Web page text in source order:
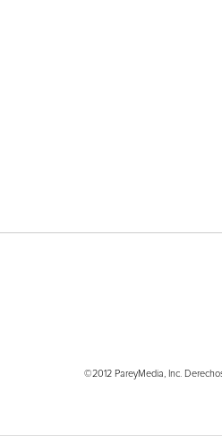
©2012 PareyMedia, Inc.